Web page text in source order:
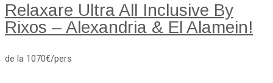
Relaxare Ultra All Inclusive By
Rixos – Alexandria & El Alamein!
de la 1070€/pers